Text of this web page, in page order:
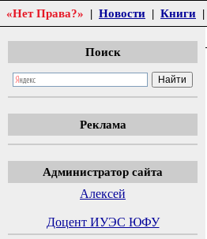
«Нет Права?» | Новости | Книги |
Поиск
Реклама
Администратор сайта
Алексей
Доцент ИУЭС ЮФУ